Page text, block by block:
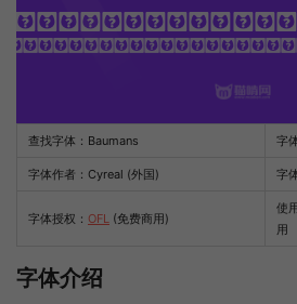
SEEK
Sharpens Love,
查找字体： Baumans 字
字体作者：Cyreal (外国) 字
字体授权： OFL (免费商用)
使
用
字体介绍